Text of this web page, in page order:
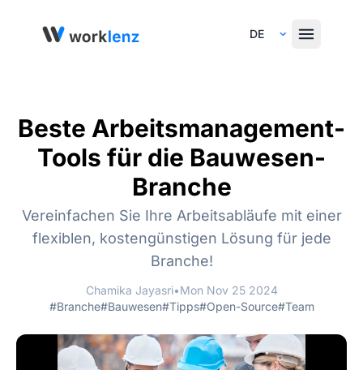
Select Language
Beste Arbeitsmanagement-
Tools für die Bauwesen-
Branche
Vereinfachen Sie Ihre Arbeitsabläufe mit einer
flexiblen, kostengünstigen Lösung für jede
Branche!
Chamika Jayasri•Mon Nov 25 2024
#Branche#Bauwesen#Tipps#Open-Source#Team